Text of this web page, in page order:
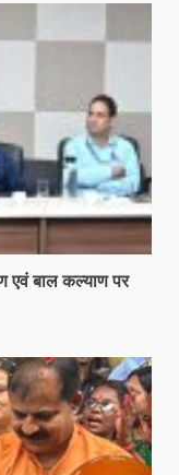
एवं बाल कल्याण पर